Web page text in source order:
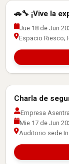
Actividades con
🚗🔧 ¡Vive la
Jue 18 de Jun
Espacio Riesco;
Actividades con
Charla de
Empresa
Mie 17 de Jun
Auditorio sede